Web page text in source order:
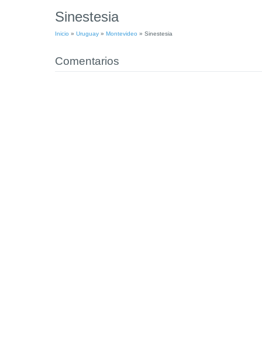
Sinestesia
Inicio » Uruguay » Montevideo » Sinestesia
Comentarios